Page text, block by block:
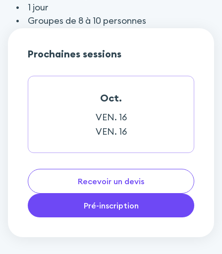
1 jour
Groupes de 8 à 10 personnes
Prochaines sessions
Oct.
VEN. 16
VEN. 16
Recevoir un devis
Pré-inscription